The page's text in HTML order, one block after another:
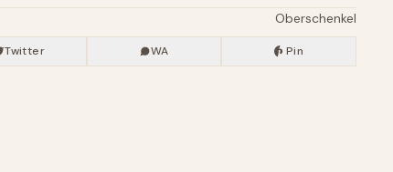
Oberschenkel
Twitter WA Pin